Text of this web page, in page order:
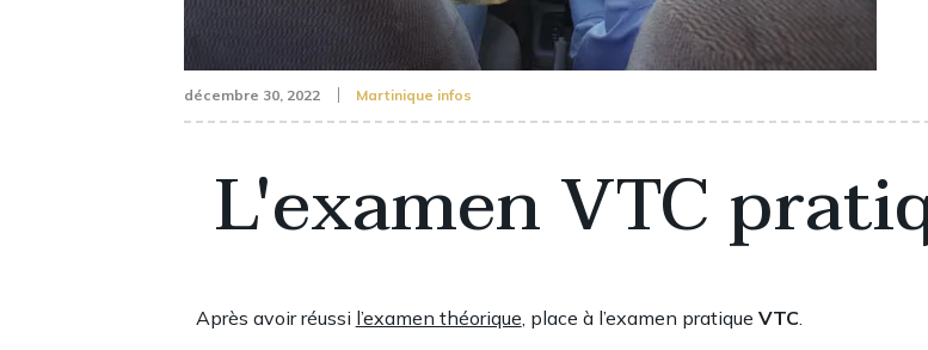
décembre 30, 2022 Martinique infos
L'examen VTC
Après avoir réussi l’examen théorique, place à l’examen pratique VTC.